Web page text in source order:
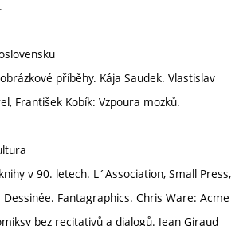
příběhy. Kája Saudek. Vlastislav
František Kobík: Vzpoura mozků.
v 90. letech. L´Association, Small Press,
Dessinée. Fantagraphics. Chris Ware: Acme
bez recitativů a dialogů. Jean Giraud